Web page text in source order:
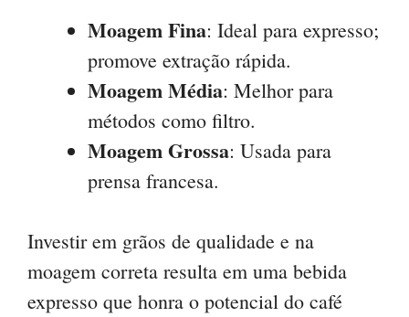
Moagem Fina: Ideal para expresso;
promove extração rápida.
Moagem Média: Melhor para
métodos como filtro.
Moagem Grossa: Usada para
prensa francesa.
Investir em grãos de qualidade e na
moagem correta resulta em uma bebida
expresso que honra o potencial do café